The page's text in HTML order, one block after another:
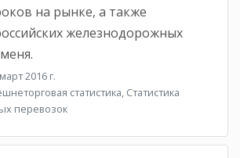
на рынке, а также
железнодорожных
март 2016 г.
статистика, Статистика
перевозок